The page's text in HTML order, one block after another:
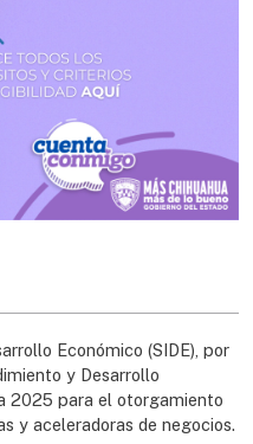
Económico (SIDE), por
y Desarrollo
2025 para el otorgamiento
y aceleradoras de negocios.